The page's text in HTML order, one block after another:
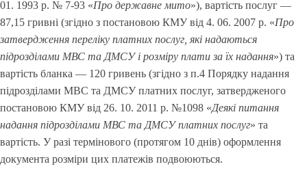
01. 1993 р. № 7-93 «Про державне мито»), вартість послуг —
87,15 гривні (згідно з постановою КМУ від 4. 06. 2007 р. «Про
затвердження переліку платних послуг, які надаються
підрозділами МВС та ДМСУ і розміру плати за їх надання») та
вартість бланка — 120 гривень (згідно з п.4 Порядку надання
підрозділами МВС та ДМСУ платних послуг, затвердженого
постановою КМУ від 26. 10. 2011 р. №1098 «Деякі питання
надання підрозділами МВС та ДМСУ платних послуг» та
вартість. У разі термінового (протягом 10 днів) оформлення
документа розміри цих платежів подвоюються.